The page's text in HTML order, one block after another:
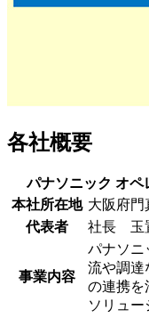
各社概要
パナソニック オ
本社所在地 大阪府門
代表者
社長
事業内容
パナソニ
流や調達
の連携を
ソリュ